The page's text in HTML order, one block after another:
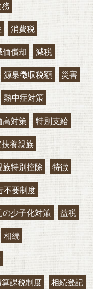
消費税
価償却 減税
源泉徴収税額 災害
熱中症対策
高対策 特別支給
養親族
族特別控除 特徴
不要制度
の少子化対策 益税
相続
課税制度 相続登記